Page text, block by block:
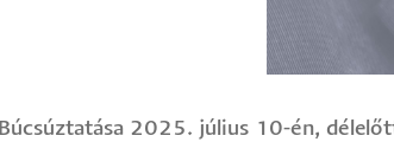
Búcsúztatása 2025. július 10-én,